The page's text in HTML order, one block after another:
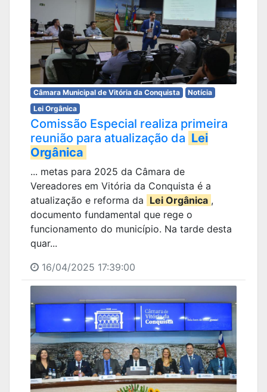
Câmara Municipal de Vitória da Conquista
Notícia
Lei Orgânica
Comissão Especial realiza primeira
reunião para atualização da Lei
Orgânica
... metas para 2025 da Câmara de
Vereadores em Vitória da Conquista é a
atualização e reforma da Lei Orgânica ,
documento fundamental que rege o
funcionamento do município. Na tarde desta
quar...
16/04/2025 17:39:00